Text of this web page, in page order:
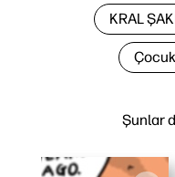
Şunlar
KRAL